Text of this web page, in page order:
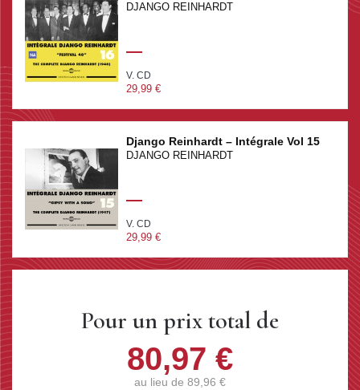
DJANGO REINHARDT
V. CD
29,99 €
Django Reinhardt – Intégrale Vol 15
DJANGO REINHARDT
V. CD
29,99 €
Pour un prix total de
80,97 €
au lieu de 89,96 €